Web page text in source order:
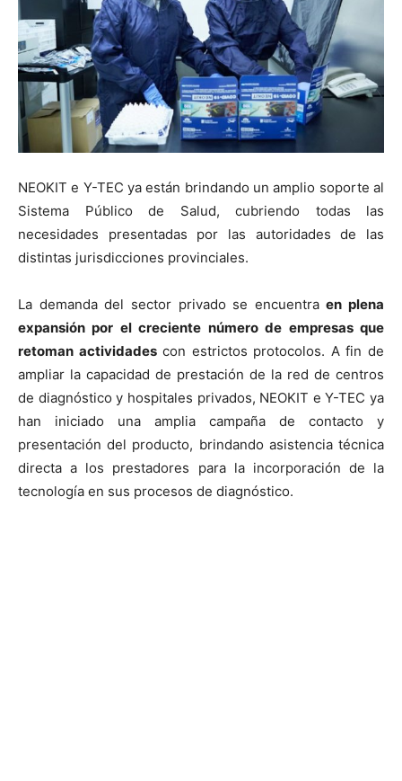
NEOKIT e Y-TEC ya están brindando un amplio soporte al
Sistema Público de Salud, cubriendo todas las
necesidades presentadas por las autoridades de las
distintas jurisdicciones provinciales.
La demanda del sector privado se encuentraen plena
expansión por el creciente número de empresas que
retoman actividadescon estrictos protocolos. A fin de
ampliar la capacidad de prestación de la red de centros
de diagnóstico y hospitales privados, NEOKIT e Y-TEC ya
han iniciado una amplia campaña de contacto y
presentación del producto, brindando asistencia técnica
directa a los prestadores para la incorporación de la
tecnología en sus procesos de diagnóstico.